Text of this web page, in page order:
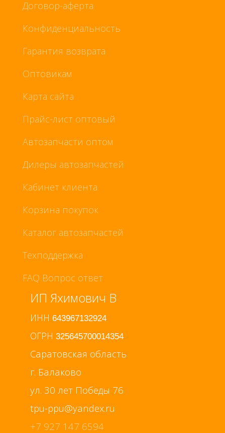
Договор-аферта
Конфиденциальность
Гарантия возврата
Оптовикам
Карта сайта
Прайс-лист оптовый
Автозапчасти оптом
Дилеры автозапчастей
Кабинет клиента
Корзина покупок
Каталог автозапчастей
Техподдержка
FAQ Вопрос ответ
ИП Яхимович В
ИНН 643967132924
ОГРН 325645700014354
Саратовская область
г. Балаково
ул. 30 лет Победы 76
+7 927 147 6594